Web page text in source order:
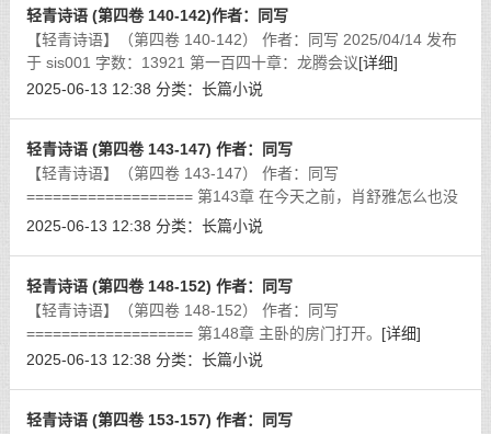
轻青诗语 (第四卷 140-142)作者：同写
【轻青诗语】（第四卷 140-142） 作者：同写 2025/04/14 发布
于 sis001 字数：13921 第一百四十章：龙腾会议[详细]
2025-06-13 12:38 分类： 长篇小说
轻青诗语 (第四卷 143-147) 作者：同写
【轻青诗语】（第四卷 143-147） 作者：同写
=================== 第143章 在今天之前，肖舒雅怎么也没
想到，手机中骗子，居然会是自己的儿子，望着手机的屏幕上的
2025-06-13 12:38 分类： 长篇小说
轻青诗语 (第四卷 148-152) 作者：同写
【轻青诗语】（第四卷 148-152） 作者：同写
=================== 第148章 主卧的房门打开。 [详细]
2025-06-13 12:38 分类： 长篇小说
轻青诗语 (第四卷 153-157) 作者：同写